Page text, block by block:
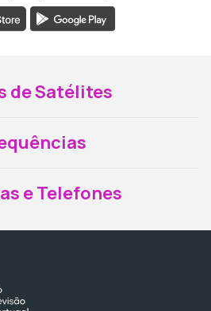
de Satélites
e Telefones